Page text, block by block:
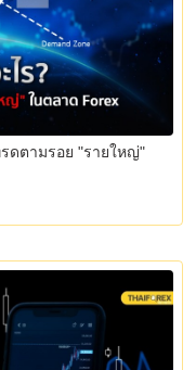
รดตามรอย "รายใหญ่"